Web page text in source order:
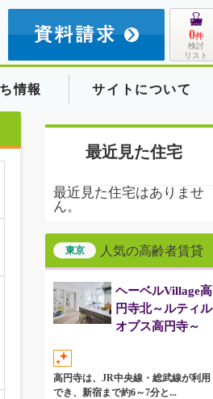
0件
検討
リスト
情報 サイトについて
最近見た住宅
最近見た住宅はありませ
ん。
東京 人気の高齢者賃貸
ヘーベルVillage高
円寺北～ルティル
オプス高円寺～
高円寺は、JR中央線・総武線が利用
でき、新宿まで約6～7分と...